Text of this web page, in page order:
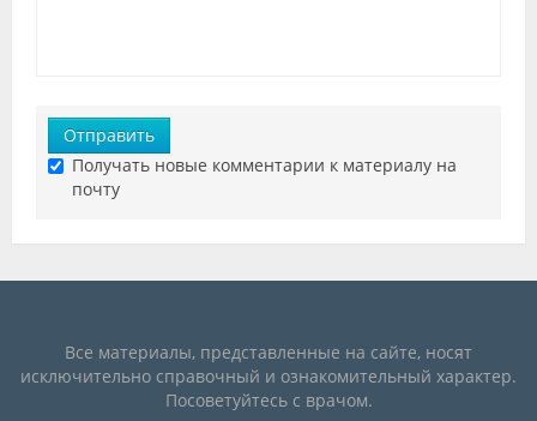
Отправить
Получать новые комментарии к материалу на
почту
Все материалы, представленные на сайте, носят
исключительно справочный и ознакомительный характер.
Посоветуйтесь с врачом.